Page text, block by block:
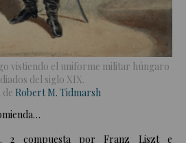
vistiendo el uniforme militar húngaro
del siglo XIX.
Robert M. Tidmarsh
2 compuesta por Franz Liszt e